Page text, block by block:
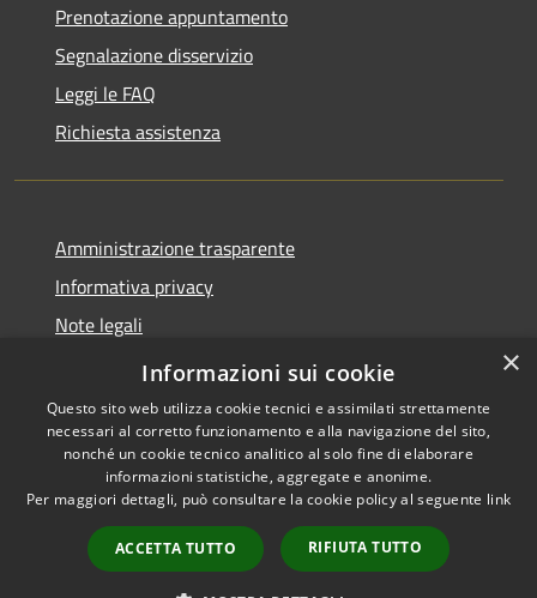
Prenotazione appuntamento
Segnalazione disservizio
Leggi le FAQ
Richiesta assistenza
Amministrazione trasparente
Informativa privacy
Note legali
Dichiarazione di accessibilità
Accessibilità
Copyright © 2026 • Comune di
Cassano d'Adda • Powered by
Municipium•
Accesso
redazione
×
Informazioni sui cookie
Questo sito web utilizza cookie tecnici e assimilati strettamente
necessari al corretto funzionamento e alla navigazione del sito,
nonché un cookie tecnico analitico al solo fine di elaborare
informazioni statistiche, aggregate e anonime.
Per maggiori dettagli, può consultare la cookie policy al seguente link
ACCETTA TUTTO RIFIUTA TUTTO